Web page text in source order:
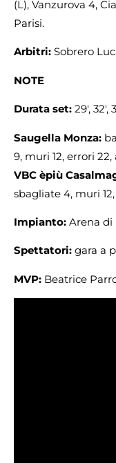
(L), Vanzurova 4,
Parisi.
Arbitri: Sobrero
NOTE
Durata set: 29′, 32′,
Saugella Monza:
9, muri 12, errori
VBC èpiù
sbagliate 4, muri 12,
Impianto: Arena di
Spettatori: gara a
MVP: Beatrice